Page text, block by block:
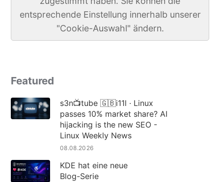
entsprechende Einstellung innerhalb unserer
"Cookie-Auswahl" ändern.
Featured
s3n📺tube 🇬🇧i11l · Linux
passes 10% market share? AI
hijacking is the new SEO -
Linux Weekly News
08.08.2026
KDE hat eine neue
Blog-Serie